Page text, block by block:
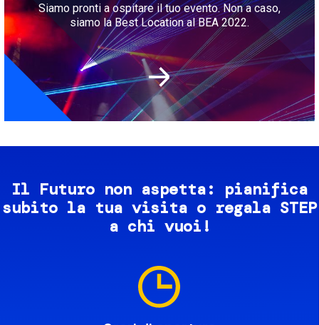
Siamo pronti a ospitare il tuo evento. Non a caso,
siamo la Best Location al BEA 2022.
Il Futuro non aspetta: pianifica
subito la tua visita o regala STEP
a chi vuoi!